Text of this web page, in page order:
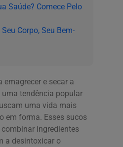
Saúde? Comece Pelo
Corpo, Seu Bem-
emagrecer e secar a
tendência popular
uma vida mais
em forma. Esses sucos
ingredientes
a desintoxicar o